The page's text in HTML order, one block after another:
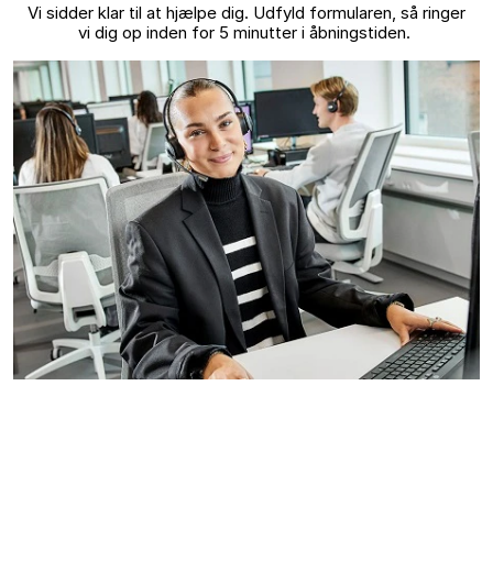
Vi sidder klar til at hjælpe dig. Udfyld formularen, så ringer
vi dig op inden for 5 minutter i åbningstiden.